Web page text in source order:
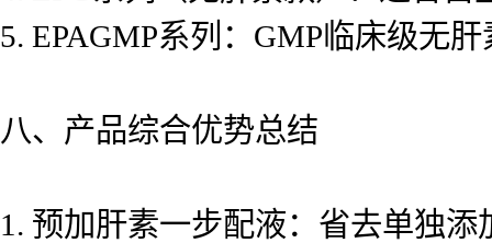
5. EPAGMP系列：GMP临床级无
八、产品综合优势总结
1. 预加肝素一步配液：省去单独